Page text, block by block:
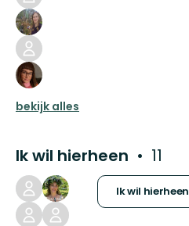
bekijk alles
Ik wil hierheen 11
Ik wil hierheen